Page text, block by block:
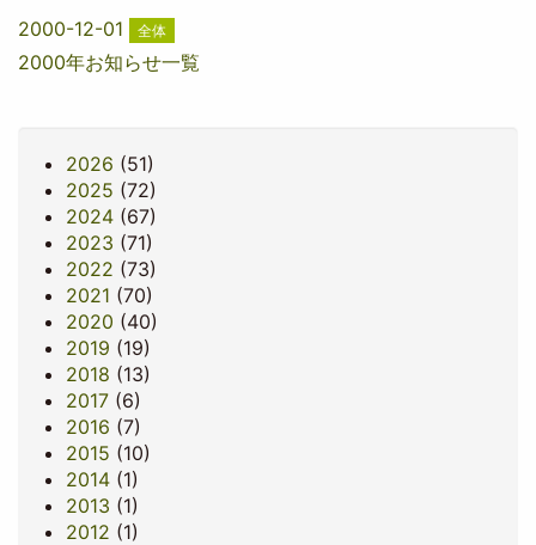
2000-12-01 全体
2000年お知らせ一覧
2026 (51)
2025 (72)
2024(67)
2023 (71)
2022 (73)
2021 (70)
2020 (40)
2019 (19)
2018 (13)
2017(6)
2016 (7)
2015 (10)
2014(1)
2013 (1)
2012 (1)